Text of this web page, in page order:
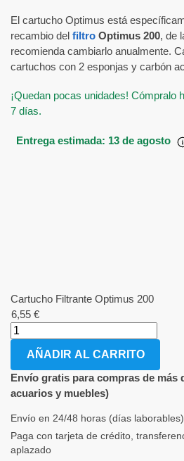
El cartucho Optimus está
recambio del filtro Optimus 200, de
recomienda cambiarlo anualmente.
cartuchos con 2 esponjas y carbón
¡Quedan pocas unidades! Cómpralo
7 días.
Entrega estimada: 13 de agosto
Cartucho Filtrante Optimus 200
6,55 €
AÑADIR AL CARRITO
Envío gratis para compras de más
acuarios y muebles)
Envío en 24/48 horas (días laborables)
Paga con tarjeta de crédito,
aplazado